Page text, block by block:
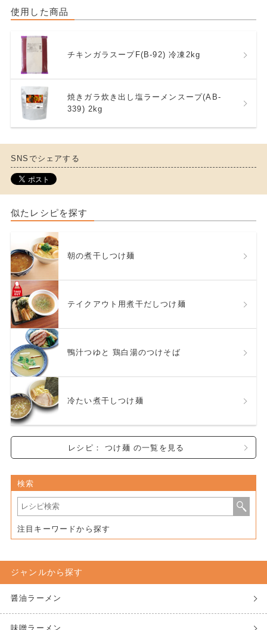
使用した商品
チキンガラスープF(B-92) 冷凍2kg
焼きガラ炊き出し塩ラーメンスープ(AB-
339) 2kg
SNSでシェアする
似たレシピを探す
朝の煮干しつけ麺
テイクアウト用煮干だしつけ麺
鴨汁つゆと 鶏白湯のつけそば
冷たい煮干しつけ麺
レシピ： つけ麺 の一覧を見る
検索
注目キーワードから探す
ジャンルから探す
醤油ラーメン
味噌ラーメン